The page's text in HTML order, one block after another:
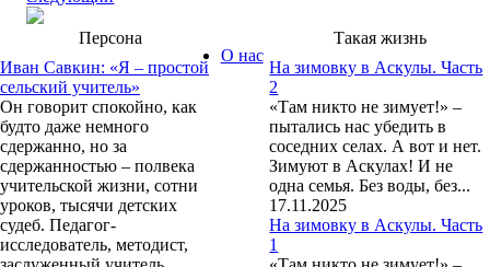
Персона
Иван Савкин: «Я – простой
сельский учитель»
Он говорит спокойно, как
будто даже немного
сдержанно, но за
сдержанностью – полвека
учительской жизни, сотни
уроков, тысячи детских
судеб. Педагог-
исследователь, методист,
Такая жизнь
На зимовку в Аскулы. Часть
2
«Там никто не зимует!» –
пытались нас убедить в
соседних селах. А вот и нет.
Зимуют в Аскулах! И не
одна семья. Без воды, без...
17.11.2025
На зимовку в Аскулы. Часть
1
О нас